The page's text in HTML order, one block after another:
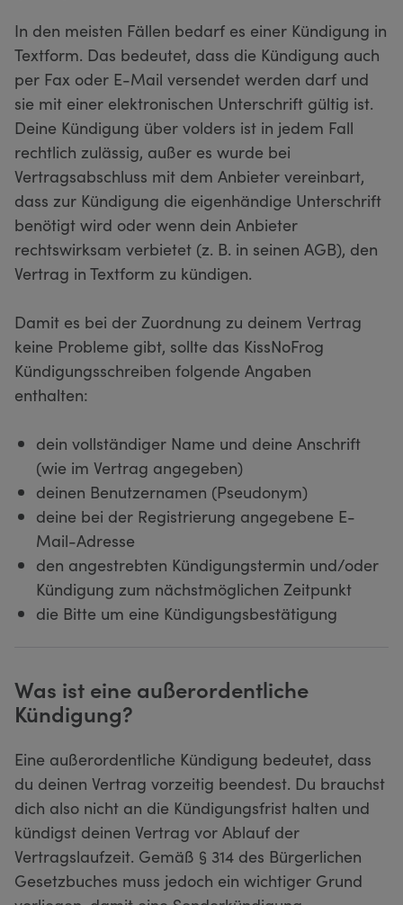
In den meisten Fällen bedarf es einer Kündigung in
Textform. Das bedeutet, dass die Kündigung auch
per Fax oder E-Mail versendet werden darf und
sie mit einer elektronischen Unterschrift gültig ist.
Deine Kündigung über volders ist in jedem Fall
rechtlich zulässig, außer es wurde bei
Vertragsabschluss mit dem Anbieter vereinbart,
dass zur Kündigung die eigenhändige Unterschrift
benötigt wird oder wenn dein Anbieter
rechtswirksam verbietet (z. B. in seinen AGB), den
Vertrag in Textform zu kündigen.
Damit es bei der Zuordnung zu deinem Vertrag
keine Probleme gibt, sollte das KissNoFrog
Kündigungsschreiben folgende Angaben
enthalten:
dein vollständiger Name und deine Anschrift
(wie im Vertrag angegeben)
deinen Benutzernamen (Pseudonym)
deine bei der Registrierung angegebene E-
Mail-Adresse
den angestrebten Kündigungstermin und/oder
Kündigung zum nächstmöglichen Zeitpunkt
die Bitte um eine Kündigungsbestätigung
Was ist eine außerordentliche
Kündigung?
Eine außerordentliche Kündigung bedeutet, dass
du deinen Vertrag vorzeitig beendest. Du brauchst
dich also nicht an die Kündigungsfrist halten und
kündigst deinen Vertrag vor Ablauf der
Vertragslaufzeit. Gemäß § 314 des Bürgerlichen
Gesetzbuches muss jedoch ein wichtiger Grund